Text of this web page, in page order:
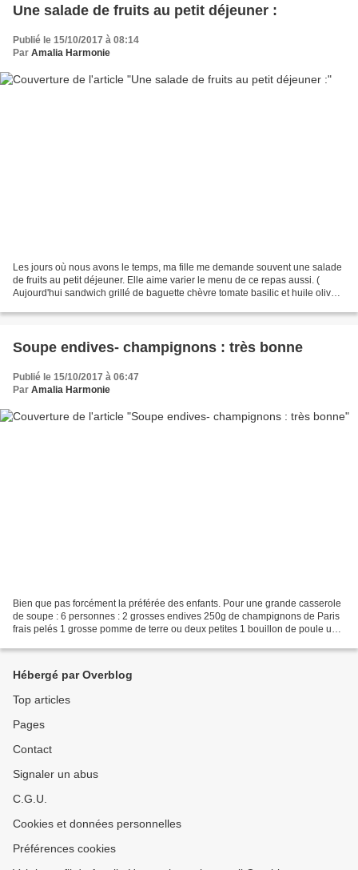
Une salade de fruits au petit déjeuner :
Publié le 15/10/2017 à 08:14
Par Amalia Harmonie
Les jours où nous avons le temps, ma fille me demande souvent une salade
de fruits au petit déjeuner. Elle aime varier le menu de ce repas aussi. (
Aujourd'hui sandwich grillé de baguette chèvre tomate basilic et huile olive :
Soupe endives- champignons : très bonne
Publié le 15/10/2017 à 06:47
Par Amalia Harmonie
Bien que pas forcément la préférée des enfants. Pour une grande casserole
de soupe : 6 personnes : 2 grosses endives 250g de champignons de Paris
frais pelés 1 grosse pomme de terre ou deux petites 1 bouillon de poule un
Hébergé par Overblog
Top articles
Pages
Contact
Signaler un abus
C.G.U.
Cookies et données personnelles
Préférences cookies